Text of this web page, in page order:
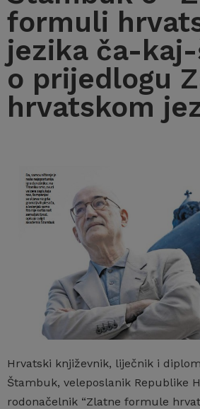
formuli
jezika ča-
o prijedlogu
hrvatskom
Hrvatski književnik, liječnik i
Štambuk, veleposlanik Republike
rodonačelnik “Zlatne formule